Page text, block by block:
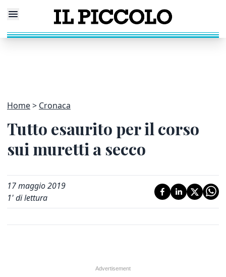
Home Cronaca
Tutto esaurito per il corso
sui muretti a secco
17 maggio 2019
1' di lettura